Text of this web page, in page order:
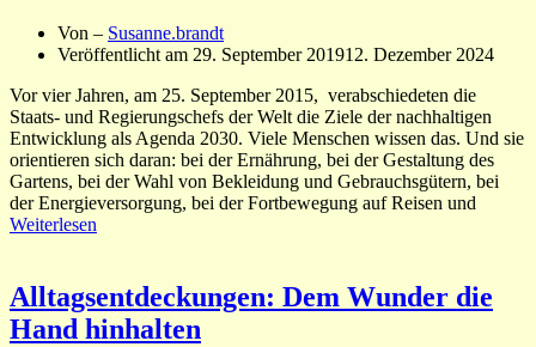
Von – Susanne.brandt
Veröffentlicht am 29. September 201912. Dezember 2024
Vor vier Jahren, am 25. September 2015, verabschiedeten die
Staats- und Regierungschefs der Welt die Ziele der nachhaltigen
Entwicklung als Agenda 2030. Viele Menschen wissen das. Und sie
orientieren sich daran: bei der Ernährung, bei der Gestaltung des
Gartens, bei der Wahl von Bekleidung und Gebrauchsgütern, bei
der Energieversorgung, bei der Fortbewegung auf Reisen und
Weiterlesen
Alltagsentdeckungen: Dem Wunder die
Hand hinhalten